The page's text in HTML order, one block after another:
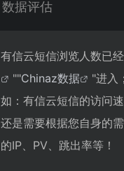
数据评估
有信云短信浏览人数已
""Chinaz数据
"进入
如：有信云短信的访问
还是需要根据您自身的
的IP、PV、跳出率等！